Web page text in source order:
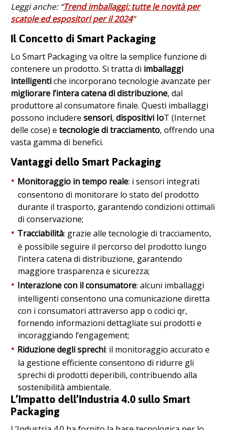
Leggi anche: “Trend imballaggi: tutte le novità per
scatole ed espositori per il 2024”
Il Concetto di Smart Packaging
Lo Smart Packaging va oltre la semplice funzione di
contenere un prodotto. Si tratta di imballaggi
intelligentiche incorporano tecnologie avanzate per
migliorare l’intera catena di distribuzione, dal
produttore al consumatore finale. Questi imballaggi
possono includere sensori, dispositivi IoT (Internet
delle cose) e tecnologie di tracciamento, offrendo una
vasta gamma di benefici.
Vantaggi dello Smart Packaging
Monitoraggio in tempo reale: i sensori integrati
consentono di monitorare lo stato del prodotto
durante il trasporto, garantendo condizioni ottimali
di conservazione;
Tracciabilità: grazie alle tecnologie di tracciamento,
è possibile seguire il percorso del prodotto lungo
l’intera catena di distribuzione, garantendo
maggiore trasparenza e sicurezza;
Interazione con il consumatore: alcuni imballaggi
intelligenti consentono una comunicazione diretta
con i consumatori attraverso app o codici qr,
fornendo informazioni dettagliate sui prodotti e
incoraggiando l’engagement;
Riduzione degli sprechi: il monitoraggio accurato e
la gestione efficiente consentono di ridurre gli
sprechi di prodotti deperibili, contribuendo alla
sostenibilità ambientale.
L’Impatto dell’Industria 4.0 sullo Smart
Packaging